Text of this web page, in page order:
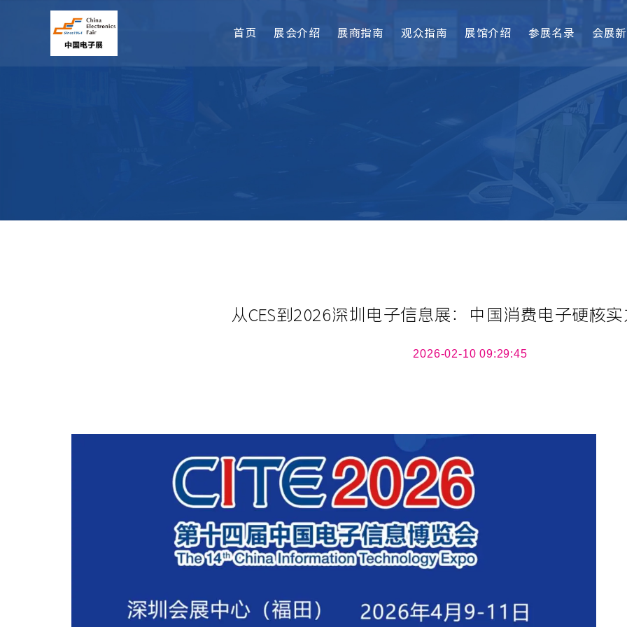
首页 展会介绍 展商指南 观众指南 展馆介绍 参展名录 会展
从CES到2026深圳电子信息展：中国消费电子硬核
2026-02-10 09:29:45